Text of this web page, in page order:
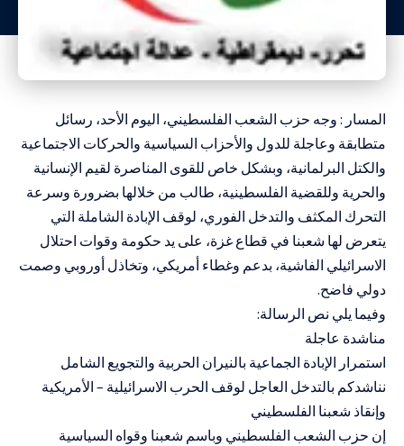
المسار : وجه حزب الشعب الفلسطيني، اليوم الأحد، رسائل
متطابقة وعاجلة للدول والأحزاب السياسية والحركات الاجتماعية
والكتل البرلمانية، وبشكل خاص للقوى المناصرة لقيم الإنسانية
والحرية وللقضية الفلسطينية، طالب من خلالها بضرورة وسرعة
التحرك المكثف والتدخل الفوري، لوقف الإبادة الشاملة التي
يتعرض لها شعبنا في قطاع غزة، على يد حكومة وقوات احتلال
الاسرائيلي الفاشية، بدعم وغطاء أمريكي، وتخاذل أوروبي وصمت
دولي فاضح.
وفيما يلي نص الرسالة:
مناشدة عاجلة
استمرار الإبادة الجماعية بالنيران الحربية والتجويع الشامل
نناشدكم بالتدخل العاجل لوقف الحرب الاسرائيلية – الأمريكية
وإنقاذ شعبنا الفلسطيني
إن حزب الشعب الفلسطيني وباسم شعبنا وقواه السياسية